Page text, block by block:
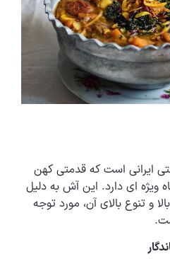
ایرانی است که قدمتی کهن
ویژه ای دارد. این آش به دلیل
و تنوع بالای آن، مورد توجه